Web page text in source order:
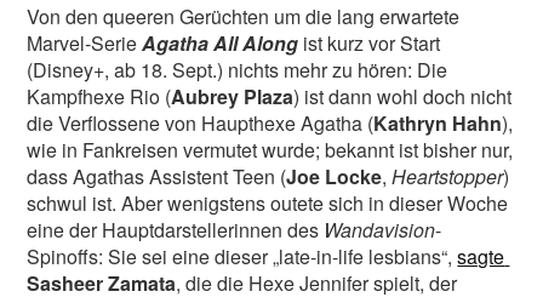
Von den queeren Gerüchten um die lang erwartete
Marvel-SerieAgatha All Along ist kurz vor Start
(Disney+, ab 18. Sept.) nichts mehr zu hören: Die
Kampfhexe Rio (Aubrey Plaza) ist dann wohl doch nicht
die Verflossene von Haupthexe Agatha (Kathryn Hahn),
wie in Fankreisen vermutet wurde; bekannt ist bisher nur,
dass Agathas Assistent Teen (Joe Locke,Heartstopper)
schwul ist. Aber wenigstens outete sich in dieser Woche
eine der Hauptdarstellerinnen des Wandavision-
Spinoffs: Sie sei eine dieser „late-in-life lesbians“,sagte
Sasheer Zamata, die die Hexe Jennifer spielt, der